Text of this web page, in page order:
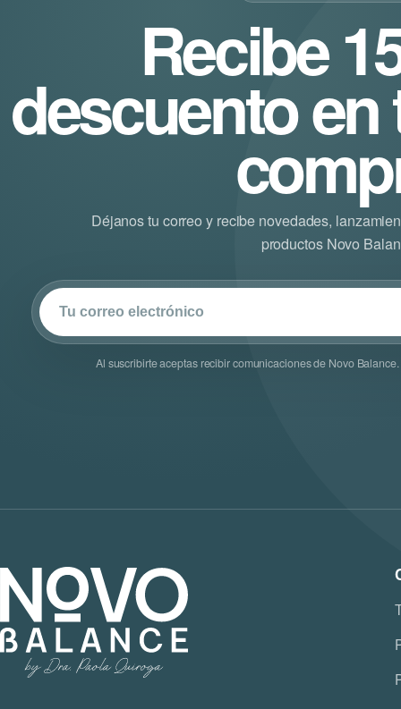
Recibe
descuento
Déjanos tu correo y recibe novedades,
productos Novo
Correo
Al suscribirte aceptas recibir comunicaciones de Novo